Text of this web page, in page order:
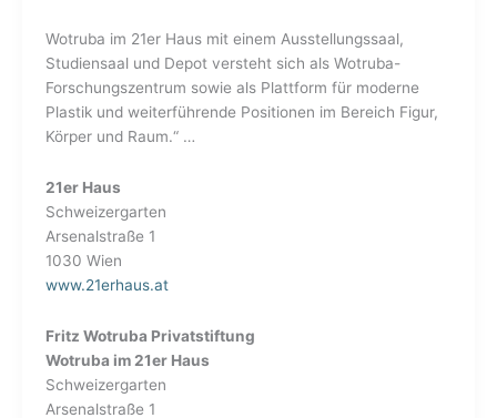
Wotruba im 21er Hausmit einem Ausstellungssaal,
Studiensaal und Depot versteht sich als Wotruba-
Forschungszentrum sowie als Plattform für moderne
Plastik und weiterführende Positionen im Bereich Figur,
Körper und Raum.“ …
21er Haus
Schweizergarten
Arsenalstraße 1
1030 Wien
www.21erhaus.at
Fritz Wotruba Privatstiftung
Wotruba im 21er Haus
Schweizergarten
Arsenalstraße 1